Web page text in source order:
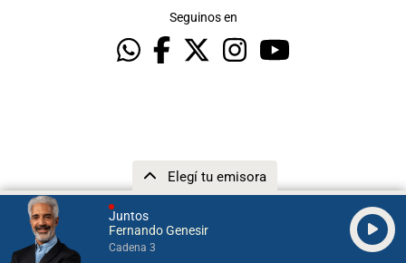
Juntos
Fernando Genesir
Cadena 3
Elegí tu emisora
Seguinos en